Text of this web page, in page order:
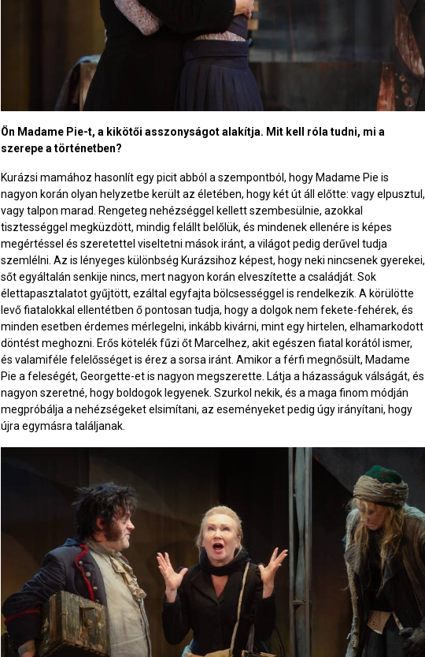
Ön Madame Pie-t, a kikötői asszonyságot alakítja. Mit kell róla tudni, mi a
szerepe a történetben?
Kurázsi mamához hasonlít egy picit abból a szempontból, hogy Madame Pie is
nagyon korán olyan helyzetbe került az életében, hogy két út áll előtte: vagy elpusztul,
vagy talpon marad. Rengeteg nehézséggel kellett szembesülnie, azokkal
tisztességgel megküzdött, mindig felállt belőlük, és mindenek ellenére is képes
megértéssel és szeretettel viseltetni mások iránt, a világot pedig derűvel tudja
szemlélni. Az is lényeges különbség Kurázsihoz képest, hogy neki nincsenek gyerekei,
sőt egyáltalán senkije nincs, mert nagyon korán elveszítette a családját. Sok
élettapasztalatot gyűjtött, ezáltal egyfajta bölcsességgel is rendelkezik. A körülötte
levő fiatalokkal ellentétben ő pontosan tudja, hogy a dolgok nem fekete-fehérek, és
minden esetben érdemes mérlegelni, inkább kivárni, mint egy hirtelen, elhamarkodott
döntést meghozni. Erős kötelék fűzi őt Marcelhez, akit egészen fiatal korától ismer,
és valamiféle felelősséget is érez a sorsa iránt. Amikor a férfi megnősült, Madame
Pie a feleségét, Georgette-et is nagyon megszerette. Látja a házasságuk válságát, és
nagyon szeretné, hogy boldogok legyenek. Szurkol nekik, és a maga finom módján
megpróbálja a nehézségeket elsimítani, az eseményeket pedig úgy irányítani, hogy
újra egymásra találjanak.